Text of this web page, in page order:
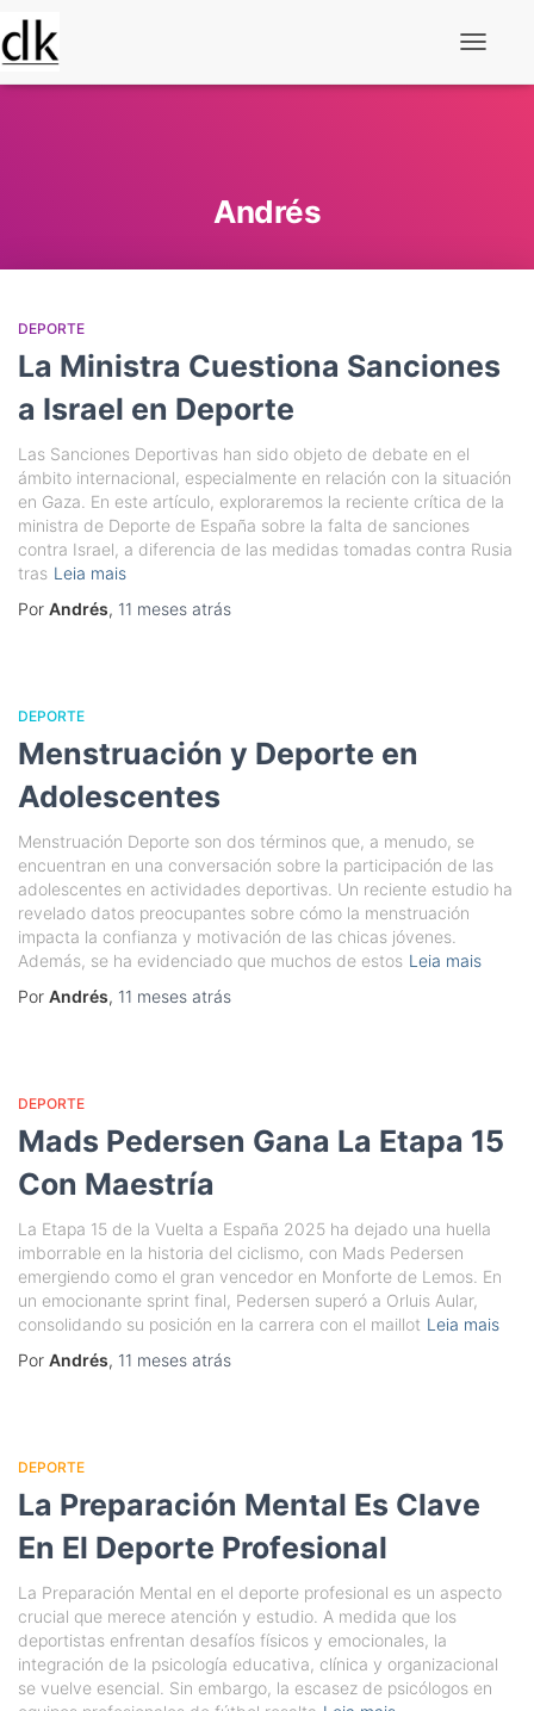
Andrés
DEPORTE
La Ministra Cuestiona Sanciones
a Israel en Deporte
Las Sanciones Deportivas han sido objeto de debate en el
ámbito internacional, especialmente en relación con la situación
en Gaza. En este artículo, exploraremos la reciente crítica de la
ministra de Deporte de España sobre la falta de sanciones
contra Israel, a diferencia de las medidas tomadas contra Rusia
tras Leia mais
Por Andrés, 11 meses atrás
DEPORTE
Menstruación y Deporte en
Adolescentes
Menstruación Deporte son dos términos que, a menudo, se
encuentran en una conversación sobre la participación de las
adolescentes en actividades deportivas. Un reciente estudio ha
revelado datos preocupantes sobre cómo la menstruación
impacta la confianza y motivación de las chicas jóvenes.
Además, se ha evidenciado que muchos de estos Leia mais
Por Andrés, 11 meses atrás
DEPORTE
Mads Pedersen Gana La Etapa 15
Con Maestría
La Etapa 15 de la Vuelta a España 2025 ha dejado una huella
imborrable en la historia del ciclismo, con Mads Pedersen
emergiendo como el gran vencedor en Monforte de Lemos. En
un emocionante sprint final, Pedersen superó a Orluis Aular,
consolidando su posición en la carrera con el maillot Leia mais
Por Andrés, 11 meses atrás
DEPORTE
La Preparación Mental Es Clave
En El Deporte Profesional
La Preparación Mental en el deporte profesional es un aspecto
crucial que merece atención y estudio. A medida que los
deportistas enfrentan desafíos físicos y emocionales, la
integración de la psicología educativa, clínica y organizacional
se vuelve esencial. Sin embargo, la escasez de psicólogos en